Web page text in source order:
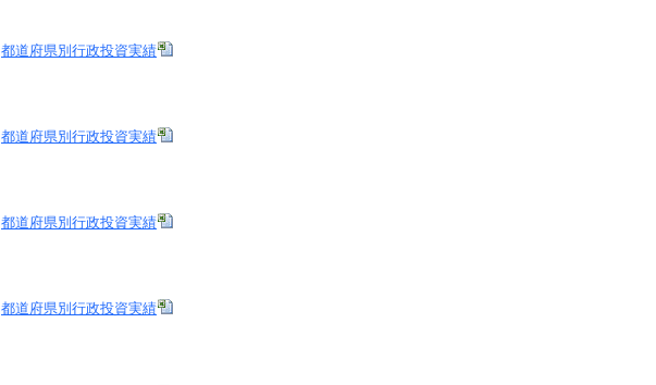
都道府県別行政投資実績
都道府県別行政投資実績
都道府県別行政投資実績
都道府県別行政投資実績